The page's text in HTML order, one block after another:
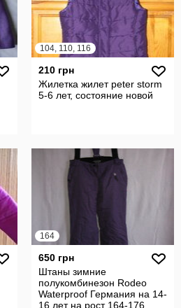
104, 110, 116
210 грн
Жилетка жилет peter storm
5-6 лет, состояние новой
164
650 грн
Штаны зимние
полукомбинезон Rodeo
Waterproof Германия на 14-
16 лет на рост 164-176